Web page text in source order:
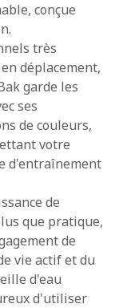
conçue
très
déplacement,
garde les
ses
de couleurs,
votre
d'entraînement
de
que pratique,
de
vie actif et du
d'eau
d'utiliser